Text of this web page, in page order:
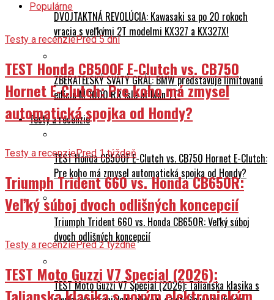
DVOJTAKTNÁ REVOLÚCIA: Kawasaki sa po 20 rokoch
vracia s veľkými 2T modelmi KX327 a KX327X!
ZBERATEĽSKÝ SVÄTÝ GRÁL: BMW predstavuje limitovanú
edíciu M 1000 RR Isle of Man TT!
Testy a recenzie
TEST Honda CB500F E-Clutch vs. CB750 Hornet E-Clutch:
Pre koho má zmysel automatická spojka od Hondy?
Triumph Trident 660 vs. Honda CB650R: Veľký súboj
dvoch odlišných koncepcií
TEST Moto Guzzi V7 Special (2026): Talianska klasika s
Populárne
Testy a recenziePred 5 dní
TEST Honda CB500F E-Clutch vs. CB750
Hornet E-Clutch: Pre koho má zmysel
automatická spojka od Hondy?
Testy a recenziePred 1 týždeň
Triumph Trident 660 vs. Honda CB650R:
Veľký súboj dvoch odlišných koncepcií
Testy a recenziePred 2 týždne
TEST Moto Guzzi V7 Special (2026):
Talianska klasika s novým elektronickým